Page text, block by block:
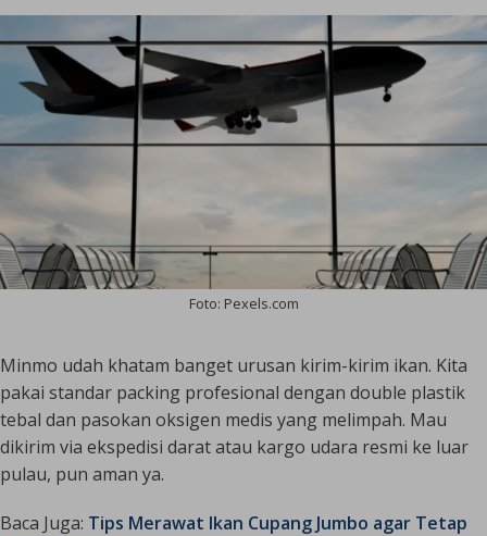
Foto: Pexels.com
Minmo udah khatam banget urusan kirim-kirim ikan. Kita
pakai standar packing profesional dengan double plastik
tebal dan pasokan oksigen medis yang melimpah. Mau
dikirim via ekspedisi darat atau kargo udara resmi ke luar
pulau, pun aman ya.
Baca Juga: Tips Merawat Ikan Cupang Jumbo agar Tetap